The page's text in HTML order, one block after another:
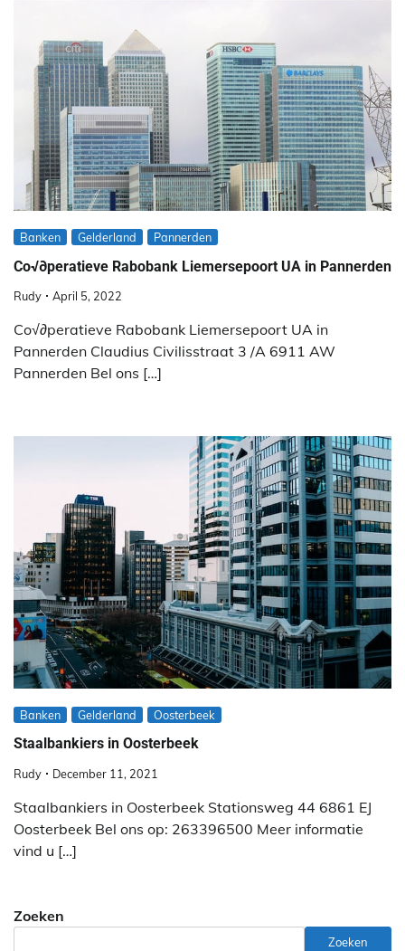
Banken Gelderland Pannerden
Co√∂peratieve Rabobank Liemersepoort UA in Pannerden
Rudy April 5, 2022
Co√∂peratieve Rabobank Liemersepoort UA in
Pannerden Claudius Civilisstraat 3 /A 6911 AW
Pannerden Bel ons […]
Banken Gelderland Oosterbeek
Staalbankiers in Oosterbeek
Rudy December 11, 2021
Staalbankiers in Oosterbeek Stationsweg 44 6861 EJ
Oosterbeek Bel ons op: 263396500 Meer informatie
vind u […]
Zoeken
Zoeken